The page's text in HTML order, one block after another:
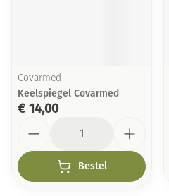
Covarmed
Keelspiegel Covarmed
€ 14,00
Bestel